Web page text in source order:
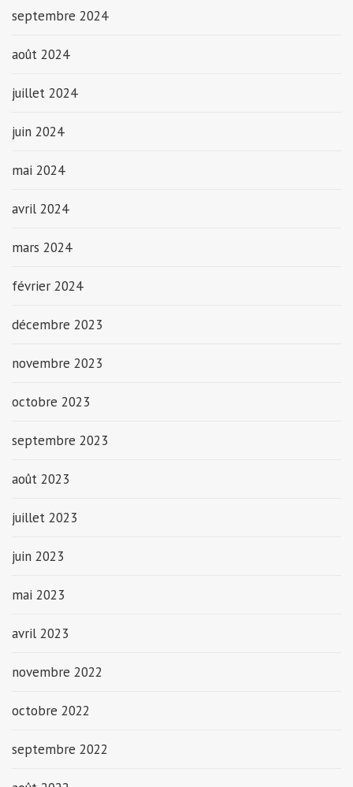
septembre 2024
août 2024
juillet 2024
juin 2024
mai 2024
avril 2024
mars 2024
février 2024
décembre 2023
novembre 2023
octobre 2023
septembre 2023
août 2023
juillet 2023
juin 2023
mai 2023
avril 2023
novembre 2022
octobre 2022
septembre 2022